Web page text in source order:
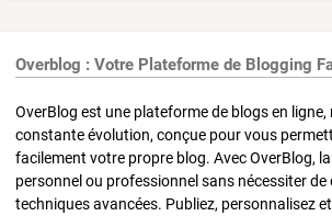
Overblog : Votre Plateforme de Blogging
OverBlog est une plateforme de blogs en ligne,
constante évolution, conçue pour vous
facilement votre propre blog. Avec OverBlog,
personnel ou professionnel sans nécessiter de
techniques avancées. Publiez, personnalisez